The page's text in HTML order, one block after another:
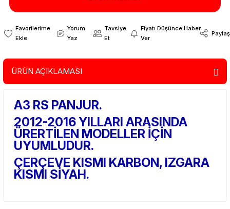
Yorum
Yaz
Tavsiye
Et
Fiyatı Düşünce Haber
Ver
Paylaş
ÜRÜN AÇIKLAMASI
A3 RS PANJUR.
2012-2016 YILLARI ARASINDA
ÜRERTİLEN MODELLER İÇİN
UYUMLUDUR.
ÇERÇEVE KISMI KARBON, IZGARA
KISMI SİYAH.